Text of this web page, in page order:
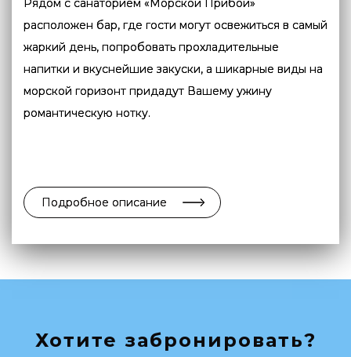
Рядом с санаторием «Морской Прибой»
расположен бар, где гости могут освежиться в самый
жаркий день, попробовать прохладительные
напитки и вкуснейшие закуски, а шикарные виды на
морской горизонт придадут Вашему ужину
романтическую нотку.
Подробное описание
Хотите забронировать?